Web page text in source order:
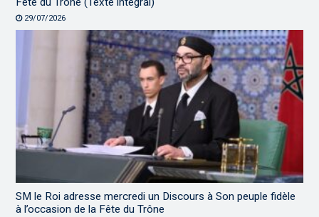
29/07/2026
SM le Roi adresse mercredi un Discours à Son peuple fidèle
à l’occasion de la Fête du Trône